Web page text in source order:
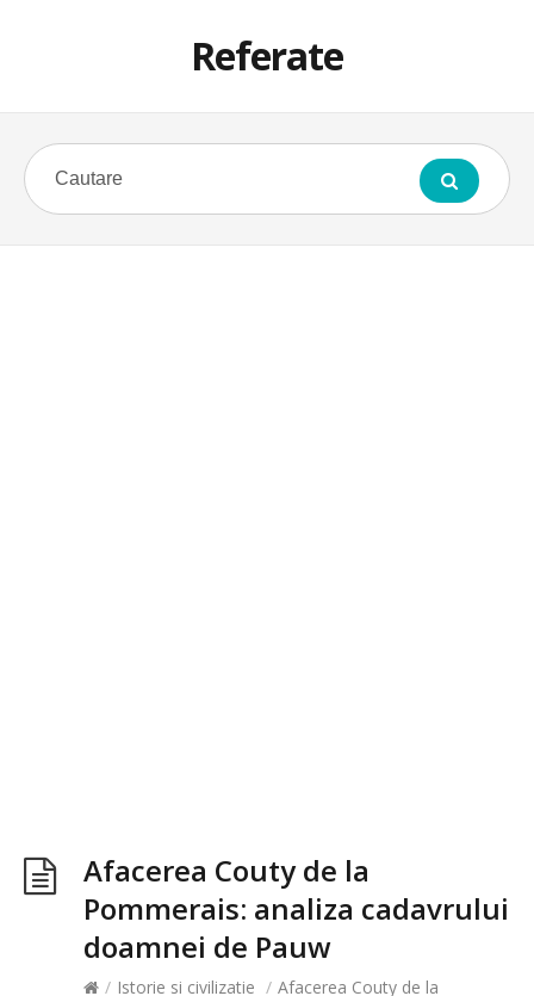
Referate
Afacerea Couty de la
Pommerais: analiza cadavrului
doamnei de Pauw
/ Istorie si civilizatie / Afacerea Couty de la